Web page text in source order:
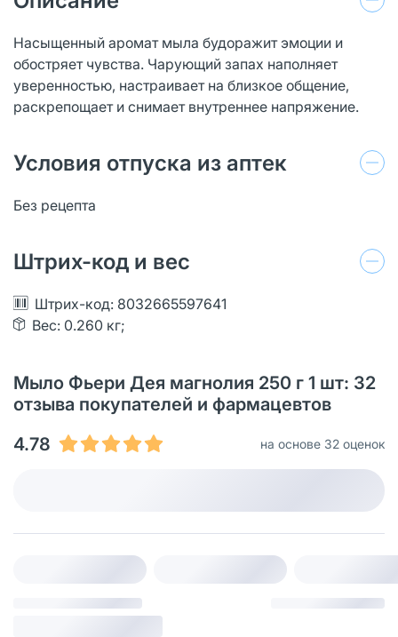
Насыщенный аромат мыла будоражит эмоции и
обостряет чувства. Чарующий запах наполняет
уверенностью, настраивает на близкое общение,
раскрепощает и снимает внутреннее напряжение.
Условия отпуска из аптек
Без рецепта
Штрих-код и вес
Штрих-код: 8032665597641
Вес: 0.260 кг;
Мыло Фьери Дея магнолия 250 г 1 шт: 32
отзыва покупателей и фармацевтов
4.78
на основе 32 оценок